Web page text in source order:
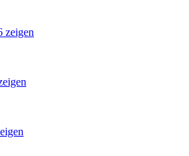
zeigen